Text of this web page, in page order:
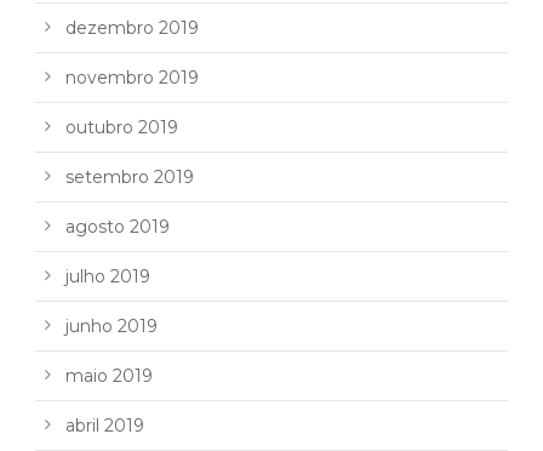
dezembro 2019
novembro 2019
outubro 2019
setembro 2019
agosto 2019
julho 2019
junho 2019
maio 2019
abril 2019